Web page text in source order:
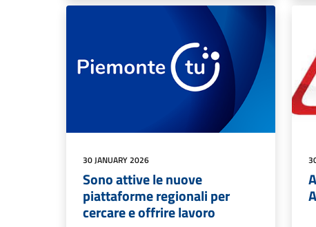
30 JANUARY 2026
Sono attive le nuove
piattaforme regionali per
cercare e offrire lavoro